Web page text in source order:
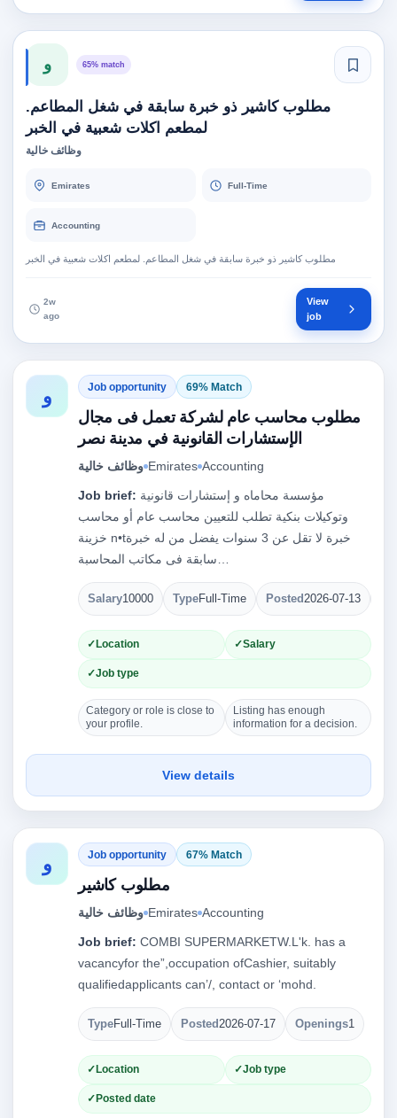
و 65% match
مطلوب كاشير ذو خبرة سابقة في شغل المطاعم.
لمطعم اكلات شعبية في الخبر
وظائف خالية
Emirates Full-Time
Accounting
مطلوب كاشير ذو خبرة سابقة في شغل المطاعم. لمطعم اكلات شعبية في الخبر
2w
ago
View
job
و Job opportunity 69% Match
مطلوب محاسب عام لشركة تعمل فى مجال
الإستشارات القانونية في مدينة نصر
وظائف خالية Emirates Accounting
Job brief:
وتوكيلات بنكية تطلب للتعيين محاسب عام أو محاسب
خزينة n•tخبرة لا تقل عن 3 سنوات يفضل من له خبرة
Salary10000 TypeFull-Time Posted2026-07-13
Location Salary
Job type
Category or role is close to
your profile.
Listing has enough
information for a decision.
View details
و Job opportunity 67% Match
مطلوب كاشير
وظائف خالية Emirates Accounting
Job brief: COMBI SUPERMARKETW.L'k. has a
vacancyfor the”,occupation ofCashier, suitably
qualifiedapplicants can’/, contact or ‘mohd.
TypeFull-Time Posted2026-07-17 Openings1
Location Job type
Posted date